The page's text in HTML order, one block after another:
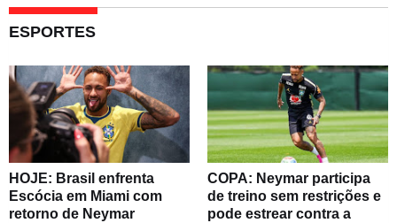
ESPORTES
HOJE: Brasil enfrenta
Escócia em Miami com
retorno de Neymar
COPA: Neymar participa
de treino sem restrições e
pode estrear contra a